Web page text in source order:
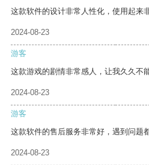
这款软件的设计非常人性化，使用起来
2024-08-23
游客
这款游戏的剧情非常感人，让我久久不
2024-08-23
游客
这款软件的售后服务非常好，遇到问题
2024-08-23